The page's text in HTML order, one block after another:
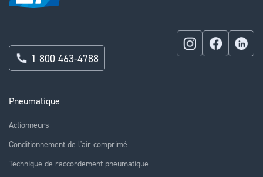
Pneumatique
Actionneurs
Conditionnement de l'air comprimé
Technique de raccordement pneumatique
1 800 463-4788